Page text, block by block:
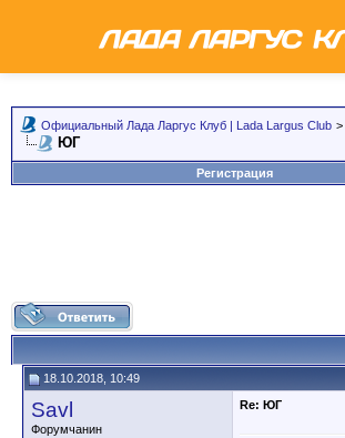
Официальный Лада Ларгус Клуб | Lada Largus Club >
ЮГ
Регистрация
18.10.2018, 10:49
Savl
Форумчанин
Re: ЮГ